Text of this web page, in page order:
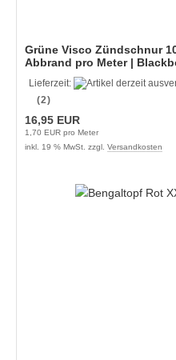
Grüne Visco Zündschnur
Abbrand pro Meter |
Lieferzeit:
(2)
16,95 EUR
1,70 EUR pro Meter
inkl. 19 % MwSt. zzgl. Versandkosten